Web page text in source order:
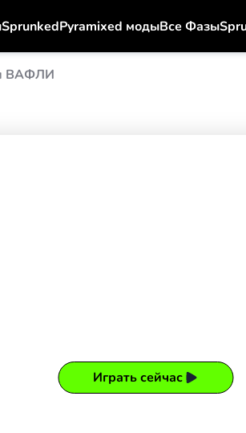
SprunkedPyramixed модыВсе Фазы
ВАФЛИ
Играть сейчас